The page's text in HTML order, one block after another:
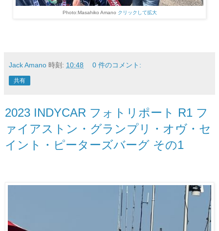
Photo:Masahiko Amano クリックして拡大
Jack Amano 時刻: 10:48 0 件のコメント:
共有
2023 INDYCAR フォトリポート R1 フ
ァイアストン・グランプリ・オヴ・セ
イント・ピーターズバーグ その1